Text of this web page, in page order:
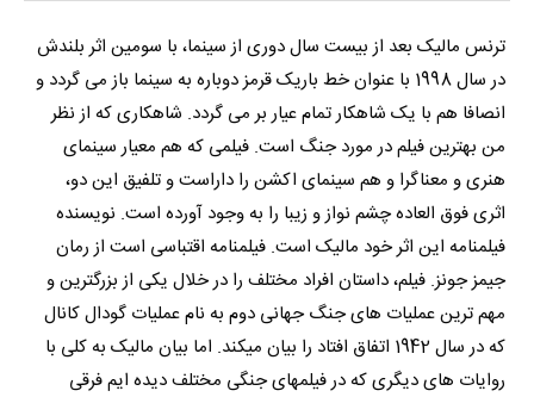
ترنس مالیک بعد از بیست سال دوری از سینما، با سومین اثر بلندش
در سال 1998 با عنوان خط باریک قرمز دوباره به سینما باز می گردد و
انصافا هم با یک شاهکار تمام عیار بر می گردد. شاهکاری که از نظر
من بهترین فیلم در مورد جنگ است. فیلمی که هم معیار سینمای
هنری و معناگرا و هم سینمای اکشن را داراست و تلفیق این دو،
اثری فوق العاده چشم نواز و زیبا را به وجود آورده است. نویسنده
فیلمنامه این اثر خود مالیک است. فیلمنامه اقتباسی است از رمان
جیمز جونز. فیلم، داستان افراد مختلف را در خلال یکی از بزرگترین و
مهم ترین عملیات های جنگ جهانی دوم به نام عملیات گودال کانال
که در سال 1942 اتفاق افتاد را بیان میکند. اما بیان مالیک به کلی با
روایات های دیگری که در فیلمهای جنگی مختلف دیده ایم فرقی